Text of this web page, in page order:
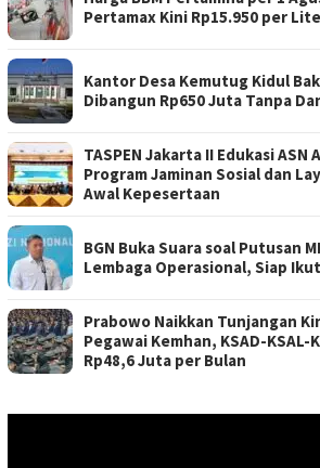
Pertamax Kini Rp15.950 per
Kantor Desa Kemutug Kidul
Dibangun Rp650 Juta Tanpa
TASPEN Jakarta II Edukasi
Program Jaminan Sosial dan
Awal Kepesertaan
BGN Buka Suara soal Putusan
Lembaga Operasional, Siap
Prabowo Naikkan Tunjangan
Pegawai Kemhan, KSAD-KSAL-
Rp48,6 Juta per Bulan